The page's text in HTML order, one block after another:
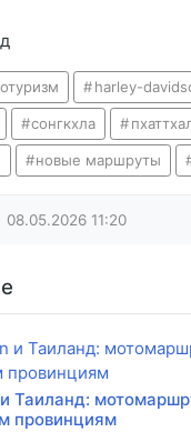
harley-
сонгкхла
новые маршруты
08.05.2026 11:20
Таиланд:
провинциям